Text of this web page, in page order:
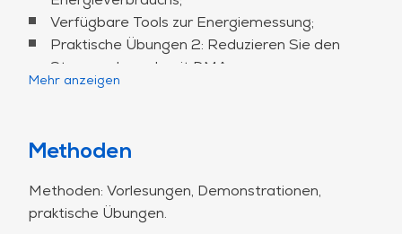
Energieverbrauch beeinflussen;
Zeigt, wie man den Energieverbrauch
modelliert und misst;
Bietet einen Überblick über verfügbare Tools
Energie-Fußabdruck reduzieren können;
Gibt einen Anwendungsfall für den
Entwurfsprozess, wie Sie die Techniken zur
Verfügbare Tools zur Energiemessung;
Praktische Übungen 2: Reduzieren Sie den
Stromverbrauch mit DMA;
Sammeln, Speichern und Abrufen von Energie;
Leitfaden für die Auswahl der MCU;
Mehr anzeigen
Methoden
Methoden: Vorlesungen, Demonstrationen,
praktische Übungen.